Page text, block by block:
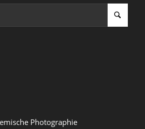
Photographie